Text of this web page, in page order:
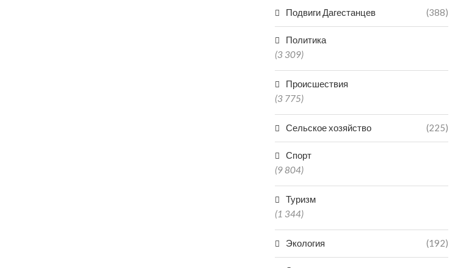
Подвиги Дагестанцев (388)
Политика
(3 309)
Происшествия
(3 775)
Сельское хозяйство (225)
Спорт
(9 804)
Туризм
(1 344)
Экология (192)